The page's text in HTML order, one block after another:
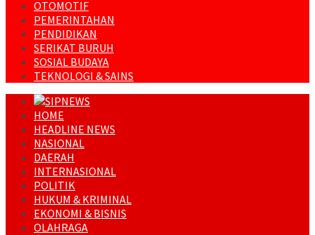
OTOMOTIF
PEMERINTAHAN
PENDIDIKAN
SERIKAT BURUH
SOSIAL BUDAYA
TEKNOLOGI & SAINS
HOME
HEADLINE NEWS
NASIONAL
DAERAH
INTERNASIONAL
POLITIK
HUKUM & KRIMINAL
EKONOMI & BISNIS
OLAHRAGA